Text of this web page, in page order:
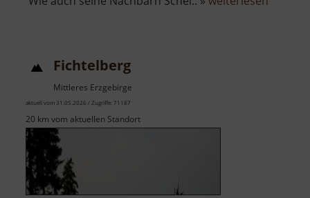
Fichtelberg
Mittleres Erzgebirge
aktuell vom 31.05.2026 / Zugriffe: 71187
20 km vom aktuellen Standort